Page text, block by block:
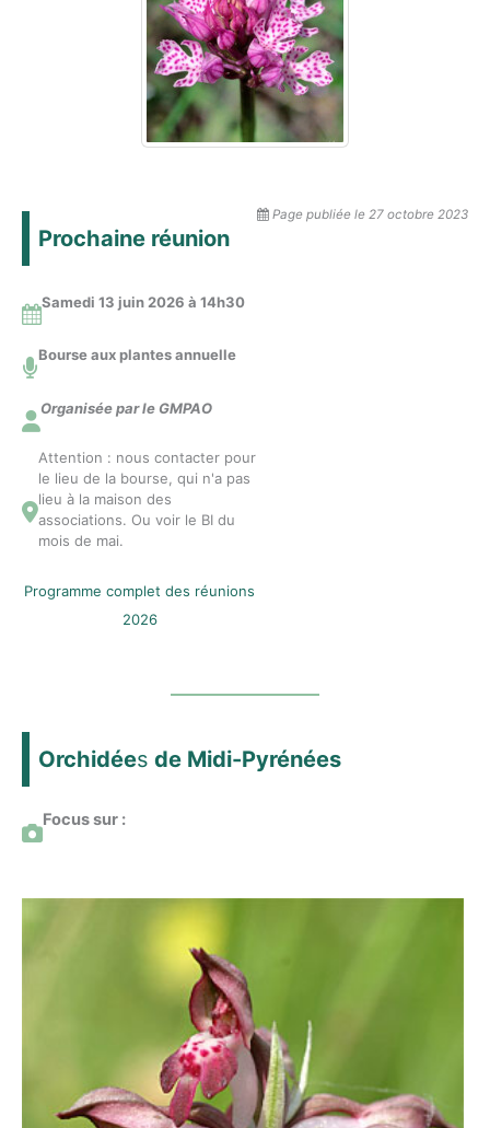
Page publiée le 27 octobre 2023
Prochaine réunion
Samedi 13 juin 2026 à 14h30
Bourse aux plantes annuelle
Organisée par le GMPAO
Attention : nous contacter pour
le lieu de la bourse, qui n'a pas
lieu à la maison des
associations. Ou voir le BI du
mois de mai.
Programme complet des réunions
2026
Orchidées de Midi-Pyrénées
Focus sur :